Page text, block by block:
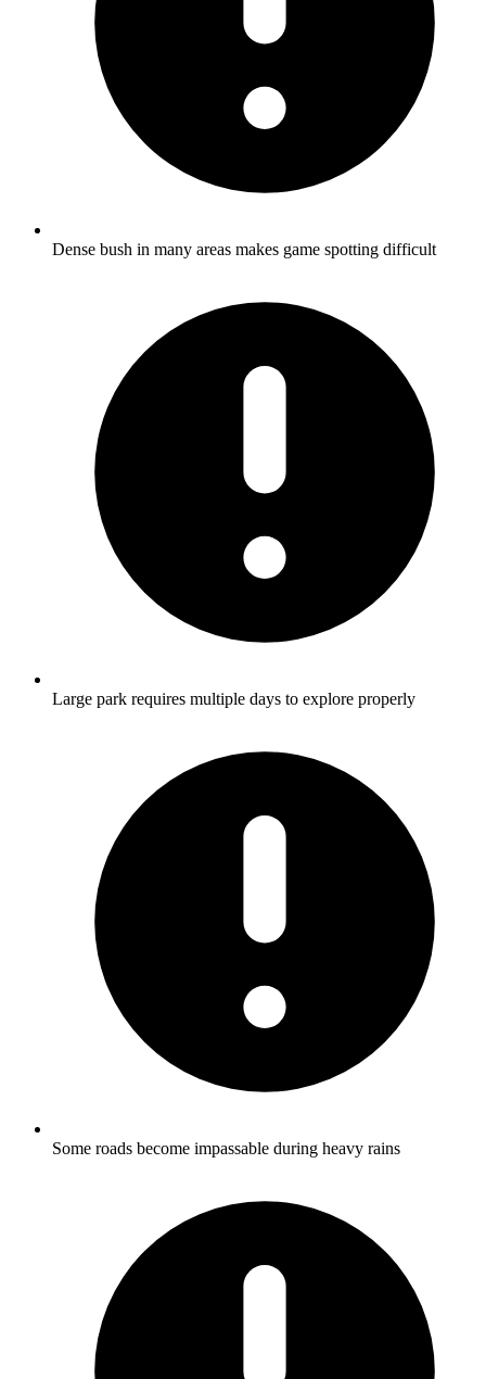
Dense bush in many areas makes game spotting difficult
Large park requires multiple days to explore properly
Some roads become impassable during heavy rains